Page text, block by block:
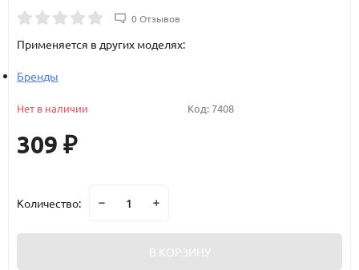
0 Отзывов
Применяется в других моделях:
Бренды
Нет в наличии Код:7408
309 ₽
Количество:
В КОРЗИНУ